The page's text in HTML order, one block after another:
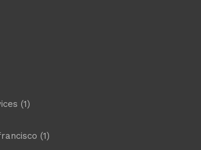
(1)
(1)